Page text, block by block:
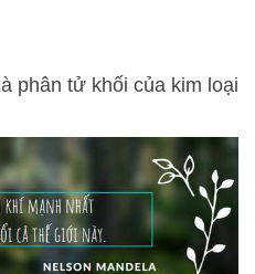
là phân tử khối của kim loại